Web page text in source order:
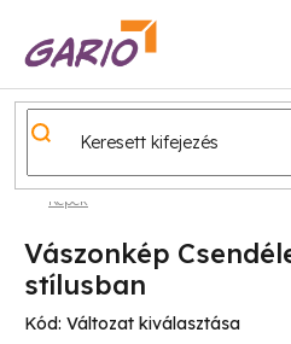
Képek
Vászonkép
stílusban
Kód: Változat kiválasztása